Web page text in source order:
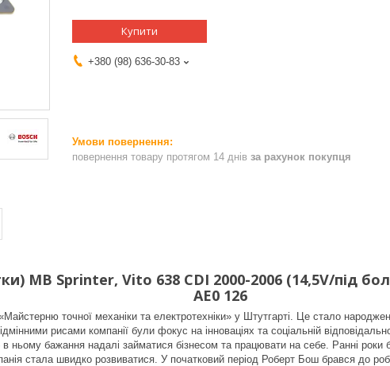
Купити
+380 (98) 636-30-83
повернення товару протягом 14 днів за рахунок покупця
MB Sprinter, Vito 638 CDI 2000-2006 (14,5V/під
AE0 126
точної механіки та електротехніки» у Штутгарті. Це стало
рисами компанії були фокус на інноваціях та соціальній
ньому бажання надалі займатися бізнесом та працювати на себе. Ранні роки
стала швидко розвиватися. У початковий період Роберт Бош брався до